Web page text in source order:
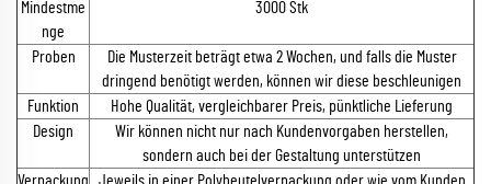
Mindestme
nge
3000 Stk
Proben
Die Musterzeit beträgt etwa 2 Wochen, und falls die Muster
dringend benötigt werden, können wir diese beschleunigen
Funktion
Hohe Qualität, vergleichbarer Preis, pünktliche Lieferung
Design
Wir können nicht nur nach Kundenvorgaben herstellen,
sondern auch bei der Gestaltung unterstützen